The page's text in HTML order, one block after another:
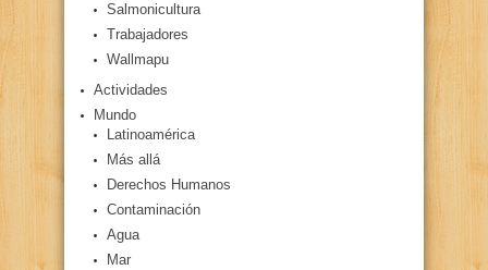
Salmonicultura
Trabajadores
Wallmapu
Actividades
Mundo
Latinoamérica
Más allá
Derechos Humanos
Contaminación
Agua
Mar